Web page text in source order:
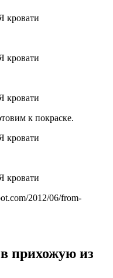
к покраске.
2012/06/from-
прихожую из